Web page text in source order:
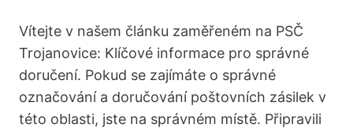
Vítejte v našem článku zaměřeném na PSČ
Trojanovice: Klíčové informace pro správné
doručení. Pokud se zajímáte o správné
označování a doručování poštovních zásilek v
této oblasti, jste na správném místě. Připravili